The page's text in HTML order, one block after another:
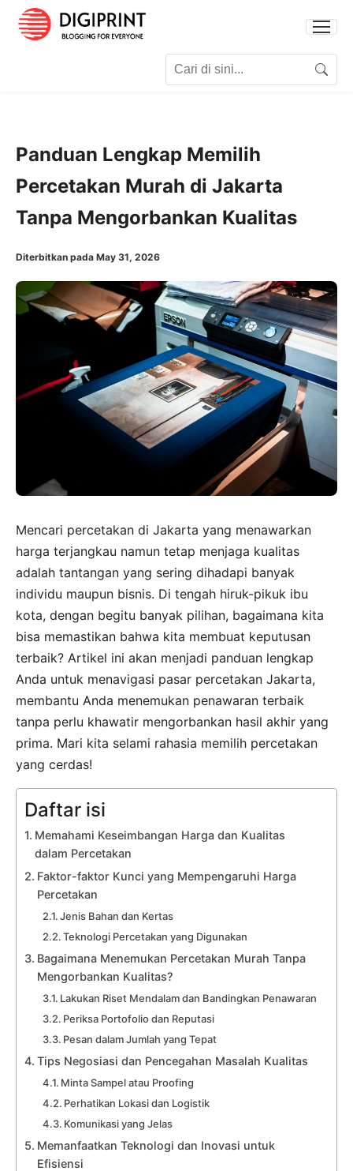
Search
Panduan Lengkap Memilih
Percetakan Murah di Jakarta
Tanpa Mengorbankan Kualitas
Diterbitkan pada May 31, 2026
Mencari percetakan di Jakarta yang menawarkan
harga terjangkau namun tetap menjaga kualitas
adalah tantangan yang sering dihadapi banyak
individu maupun bisnis. Di tengah hiruk-pikuk ibu
kota, dengan begitu banyak pilihan, bagaimana kita
bisa memastikan bahwa kita membuat keputusan
terbaik? Artikel ini akan menjadi panduan lengkap
Anda untuk menavigasi pasar percetakan Jakarta,
membantu Anda menemukan penawaran terbaik
tanpa perlu khawatir mengorbankan hasil akhir yang
prima. Mari kita selami rahasia memilih percetakan
yang cerdas!
Daftar isi
Memahami Keseimbangan Harga dan Kualitas
dalam Percetakan
Faktor-faktor Kunci yang Mempengaruhi Harga
Percetakan
Jenis Bahan dan Kertas
Teknologi Percetakan yang Digunakan
Bagaimana Menemukan Percetakan Murah Tanpa
Mengorbankan Kualitas?
Lakukan Riset Mendalam dan Bandingkan Penawaran
Periksa Portofolio dan Reputasi
Pesan dalam Jumlah yang Tepat
Tips Negosiasi dan Pencegahan Masalah Kualitas
Minta Sampel atau Proofing
Perhatikan Lokasi dan Logistik
Komunikasi yang Jelas
Memanfaatkan Teknologi dan Inovasi untuk
Efisiensi